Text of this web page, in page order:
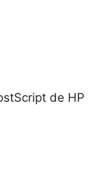
de HP